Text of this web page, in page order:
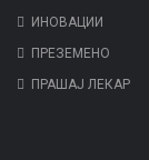
ИНОВАЦИИ
ПРЕЗЕМЕНО
ПРАШАЈ ЛЕКАР